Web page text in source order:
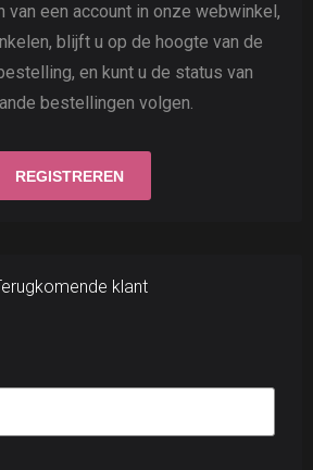
van een account in onze webwinkel,
blijft u op de hoogte van de
en kunt u de status van
bestellingen volgen.
klant